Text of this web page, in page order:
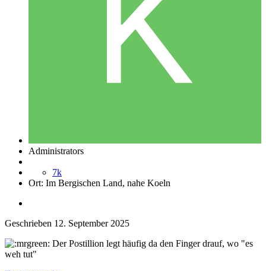
Administrators
7k
Ort: Im Bergischen Land, nahe Koeln
Geschrieben 12. September 2025
Der Postillion legt häufig da den Finger drauf, wo "es
weh tut"